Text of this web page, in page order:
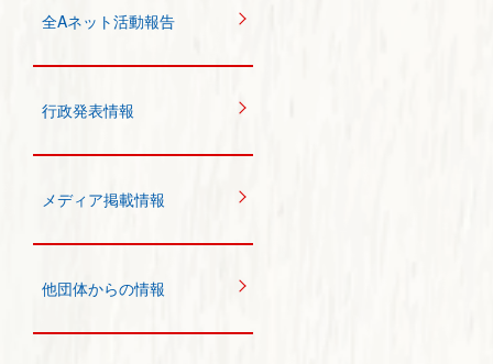
全Aネット活動報告
行政発表情報
メディア掲載情報
他団体からの情報